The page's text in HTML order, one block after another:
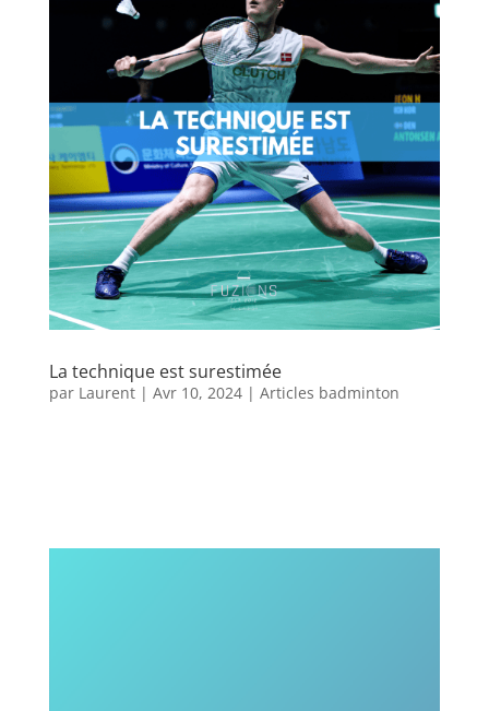
La technique est surestimée
par Laurent| Avr 10, 2024| Articles badminton